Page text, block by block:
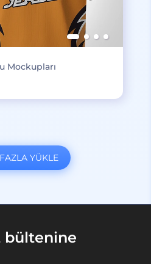
Mockupları
YÜKLE
bültenine